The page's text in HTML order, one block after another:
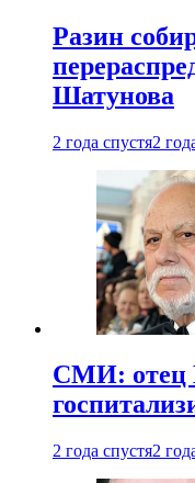
Разин
Шатунова
2 года спустя2
СМИ: отец
2 года спустя2